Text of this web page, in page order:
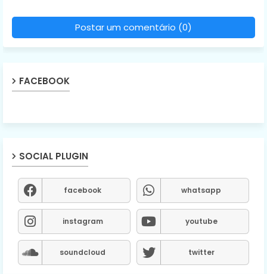
Postar um comentário (0)
FACEBOOK
SOCIAL PLUGIN
facebook whatsapp
instagram youtube
soundcloud twitter